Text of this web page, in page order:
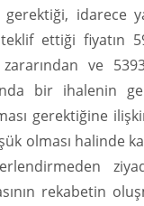
idarece
ettiği fiyatın
ve 5393
bir ihalenin
gerektiğine
olması halinde
rekabetin